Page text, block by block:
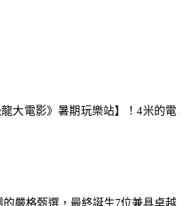
大電影》暑期玩樂站】！4米的電
嚴格甄選，最終誕生7位兼具卓越